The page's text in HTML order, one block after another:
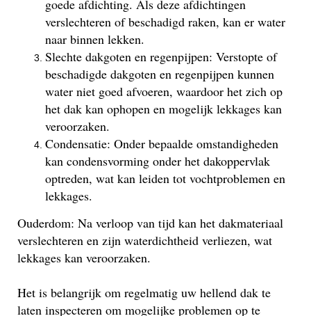
goede afdichting. Als deze afdichtingen
verslechteren of beschadigd raken, kan er water
naar binnen lekken.
Slechte dakgoten en regenpijpen: Verstopte of
beschadigde dakgoten en regenpijpen kunnen
water niet goed afvoeren, waardoor het zich op
het dak kan ophopen en mogelijk lekkages kan
veroorzaken.
Condensatie: Onder bepaalde omstandigheden
kan condensvorming onder het dakoppervlak
optreden, wat kan leiden tot vochtproblemen en
lekkages.
Ouderdom: Na verloop van tijd kan het dakmateriaal
verslechteren en zijn waterdichtheid verliezen, wat
lekkages kan veroorzaken.
Het is belangrijk om regelmatig uw hellend dak te
laten inspecteren om mogelijke problemen op te